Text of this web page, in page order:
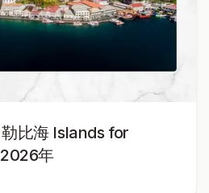
比海 Islands for
年